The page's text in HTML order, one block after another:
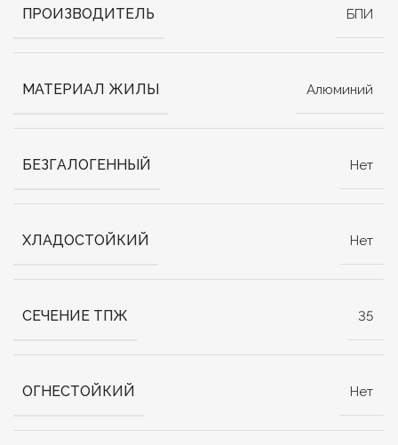
ПРОИЗВОДИТЕЛЬ БПИ
МАТЕРИАЛ ЖИЛЫ Алюминий
БЕЗГАЛОГЕННЫЙ Нет
ХЛАДОСТОЙКИЙ Нет
СЕЧЕНИЕ ТПЖ 35
ОГНЕСТОЙКИЙ Нет